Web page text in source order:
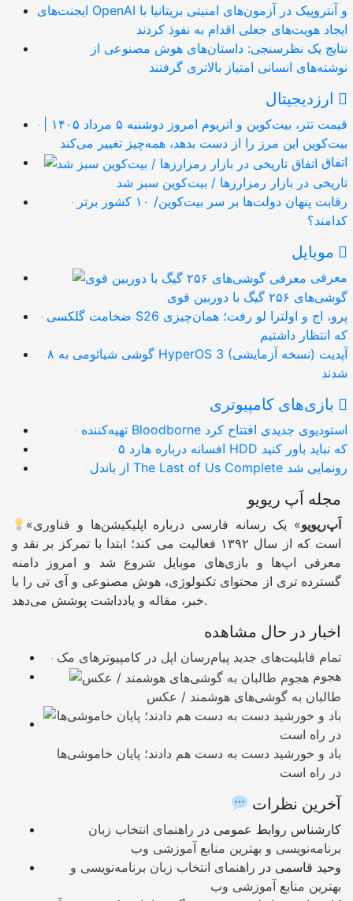
ایجنت‌های OpenAI و آنتروپیک در آزمون‌های امنیتی بریتانیا با
ایجاد هویت‌های جعلی اقدام به نفوذ کردند
نتایج یک نظرسنجی: داستان‌های هوش مصنوعی از
نوشته‌های انسانی امتیاز بالاتری گرفتند
بیت‌کوین این مرز را از دست بدهد، همه‌چیز تغییر می‌کند
اتفاق
تاریخی در بازار رمزارزها / بیت‌کوین سبز شد
رقابت پنهان دولت‌ها بر سر بیت‌کوین/ ۱۰ کشور برتر
کدامند؟
معرفی
گوشی‌های ۲۵۶ گیگ با دوربین قوی
ضخامت گلکسی S26 پرو، اج و اولترا لو رفت؛ همان‌چیزی
که انتظار داشتیم
۸ گوشی شیائومی به HyperOS 3 (نسخه آزمایشی) آپدیت
شدند
تهیه‌کننده Bloodborne استودیوی جدیدی افتتاح کرد
۵ افسانه درباره هارد HDD که نباید باور کنید
از باندل The Last of Us Complete رونمایی شد
مجله اَپ ریویو
« اَپ‌ریویو» یک رسانه فارسی درباره اپلیکیشن‌ها و فناوری
است که از سال ۱۳۹۲ فعالیت می کند؛ ابتدا با تمرکز بر نقد و
معرفی اپ‌ها و بازی‌های موبایل شروع شد و امروز دامنه
گسترده تری از محتوای تکنولوژی، هوش مصنوعی و آی تی را با
خبر، مقاله و یادداشت پوشش می‌دهد.
اخبار در حال مشاهده
تمام قابلیت‌های جدید پیام‌رسان اپل در کامپیوترهای مک
هجوم
طالبان به گوشی‌های هوشمند / عکس
باد و خورشید دست به دست هم دادند؛ پایان خاموشی‌ها
در راه است
آخرین نظرات
کارشناس روابط عمومی در راهنمای انتخاب زبان
برنامه‌نویسی و بهترین منابع آموزشی وب
وحید قاسمی در راهنمای انتخاب زبان برنامه‌نویسی و
بهترین منابع آموزشی وب